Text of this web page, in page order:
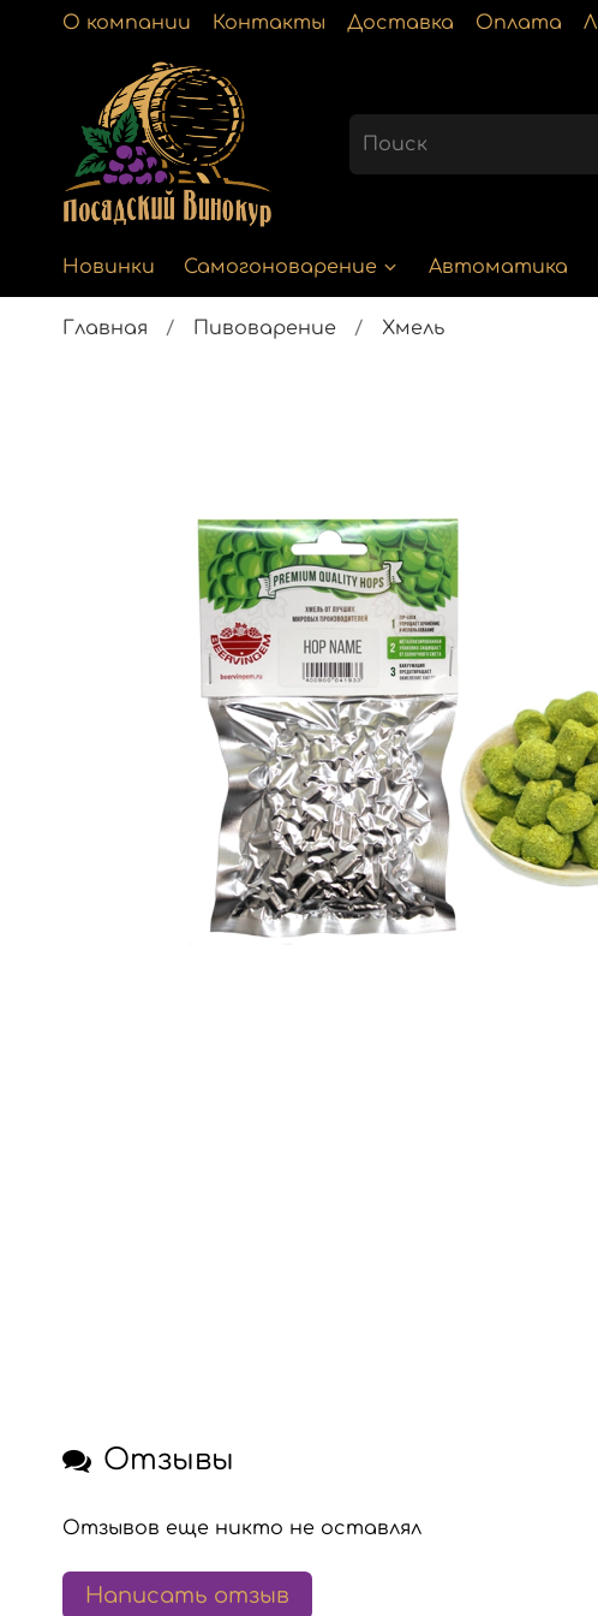
О компании Контакты Доставка Оплата
Новинки Самогоноварение Автоматика
Главная Пивоварение Хмель
Отзывы
Отзывов еще никто не оставлял
Написать отзыв